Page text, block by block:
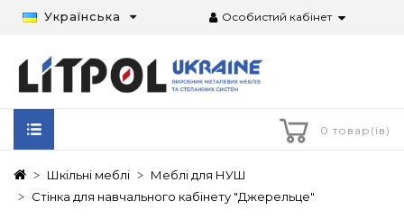
Українська Особистий кабінет
0 товар(ів)
Шкільні меблі
Меблі для НУШ
Стінка для навчального кабінету "Джерельце"